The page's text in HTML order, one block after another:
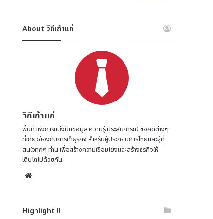
About วิถีเถ้าแก่
วิถีเถ้าแก่
พื้นที่แห่งการแบ่งปันข้อมูล ความรู้ ประสบการณ์ ข้อคิดต่างๆ
ที่เกี่ยวข้องกับการทำธุรกิจ สำหรับผู้ประกอบการไทยและผู้ที่
สนใจทุกๆ ท่าน เพื่อสร้างความเชื่อมโยงและสร้างธุรกิจให้
เติบโตไปด้วยกัน
Highlight !!